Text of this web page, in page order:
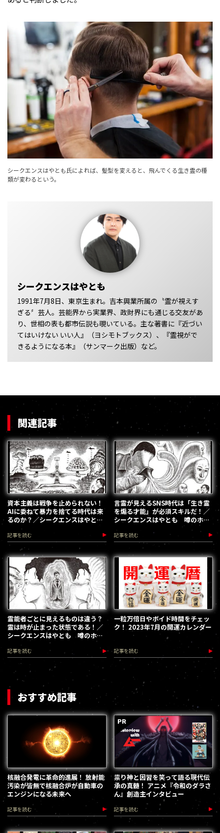
シークエンスはやとも氏によれば、髪型を変えると、飛んでくる生き霊の種
類が変わるという。
シークエンスはやとも
1991年7月8日、東京生まれ。吉本興業所属の〝霊が視えす
ぎる〞芸人。芸能界から実業界、政財界にも通じる交友があ
り、世相の表も都市伝説も覗いている。主な著書に『近づい
てはいけない いい人』（ヨシモトブックス）、『霊視がで
きるようになる本』（サンマーク出版）など。
関連記事
資本主義は戦争を止められない！
AIに委ねて暴力を捨てる時代は来
るのか？／シークエンスはやと
も 噂のホウダン 第6回
記事を読む
言霊が見えるSNS時代は「生き霊
を煽る才能」が必須スキルだ！／
シークエンスはやとも 噂のホウ
記事を読む
霊能者ごとに見えるものは違う？
霊は時が止まった状態である！／
シークエンスはやとも 噂のホウ
ダン 第4回
記事を読む
一粒万倍日やボイド時間をチェッ
ク！ 2023年7月の開運カレンダー
記事を読む
おすすめ記事
核融合発電に革命的進展！ 放射能
汚染が皆無で核融合炉が自動車の
エンジンになる未来へ
記事を読む
祟り神と因習を笑って語る現代伝
承の真髄！ アニメ『令和のダラさ
ん』創造主インタビュー
記事を読む